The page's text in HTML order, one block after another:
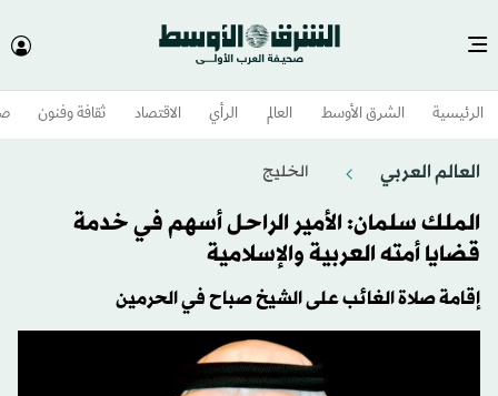
الرئيسية الشرق الأوسط​ العالم الرأي الاقتصاد ثقافة وفنون
العالم العربي الخليج
الملك سلمان: الأمير الراحل أسهم في خدمة
قضايا أمته العربية والإسلامية
إقامة صلاة الغائب على الشيخ صباح في الحرمين